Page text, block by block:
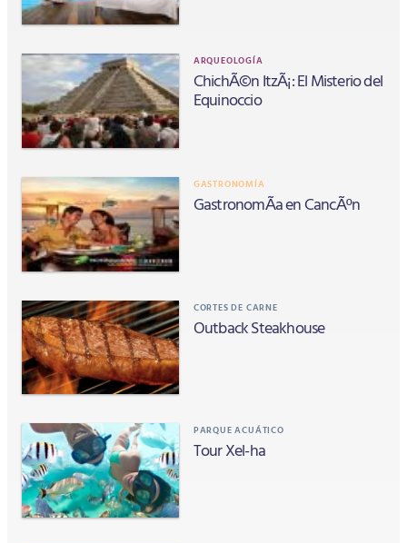
ARQUEOLOGÍA
ChichÃ©n ItzÃ¡: El Misterio del
Equinoccio
GASTRONOMÍA
GastronomÃ­a en CancÃºn
CORTES DE CARNE
Outback Steakhouse
PARQUE ACUÁTICO
Tour Xel-ha